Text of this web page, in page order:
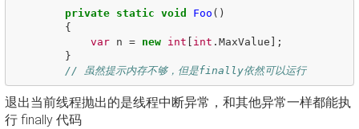
private static void Foo ()
{
var
n = new int [ int . MaxValue ];
}
// 虽然提示内存不够，但是finally依然可以运行
退出当前线程抛出的是线程中断异常，和其他异常一样都能执
行 finally 代码